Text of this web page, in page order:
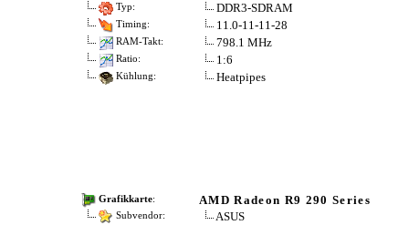
Typ: DDR3-SDRAM
Timing: 11.0-11-11-28
RAM-Takt: 798.1 MHz
Ratio: 1:6
Kühlung: Heatpipes
Grafikkarte: AMD Radeon R9 290 Series
Subvendor: ASUS